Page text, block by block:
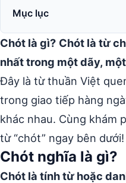
Mục lục
Chót là gì? Chót là từ
nhất trong một dãy,
Đây là từ thuần Việt
trong giao tiếp hàng
khác nhau. Cùng khám
từ “chót” ngay bên dưới!
Chót nghĩa là gì?
Chót là tính từ hoặc